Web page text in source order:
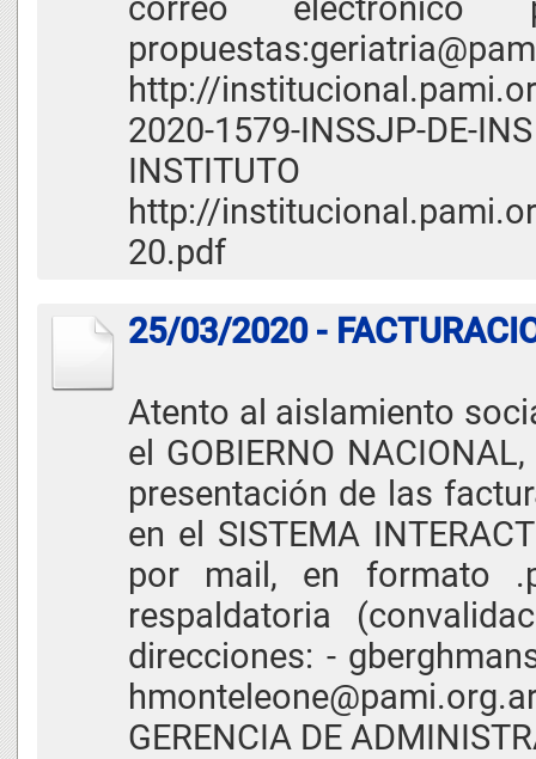
correo
http://
2020-1579-INSSJP-
INSTITUTO
http://
20.pdf
25/03/2020 -
Atento al aislamiento
el GOBIERNO
presentación de las
en el SISTEMA
por mail, en formato
respaldatoria
direcciones: -
GERENCIA DE